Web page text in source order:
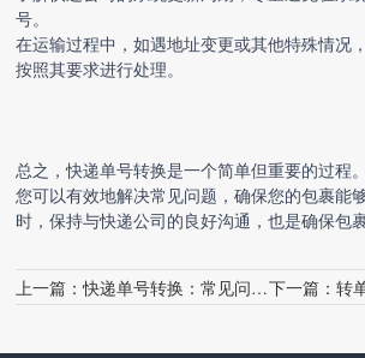
号。
在运输过程中，如遇地址变更或其他特殊情况
按照其要求进行处理。
总之，快递单号转换是一个简单但重要的过程
您可以有效地解决常见问题，确保您的包裹能
时，保持与快递公司的良好沟通，也是确保包
上一篇：快递单号转换：常见问题解答 下一篇： 转